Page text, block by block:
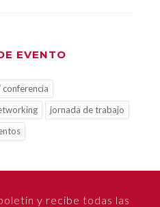
EVENTO
conferencia
jornada de trabajo
y recibe todas las